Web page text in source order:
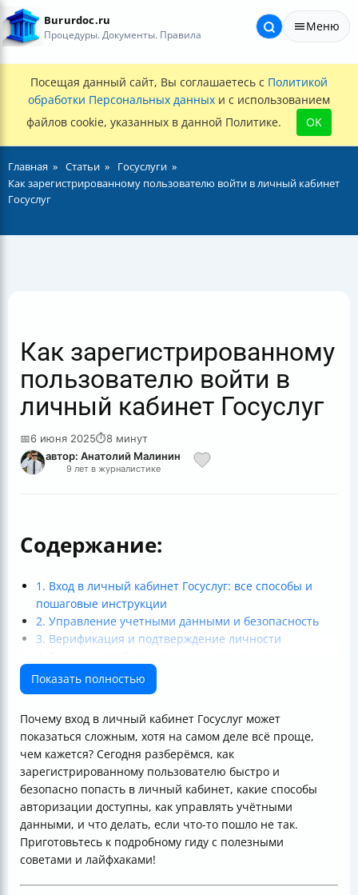
Bururdoc.ru
Процедуры. Документы. Правила
Меню
Посещая данный сайт, Вы соглашаетесь с Политикой
обработки Персональных данных и с использованием
файлов cookie, указанных в данной Политике.
OK
Главная Статьи
Госуслуги
Как зарегистрированному пользователю войти в личный кабинет
Госуслуг
Как зарегистрированному
пользователю войти в
личный кабинет Госуслуг
📅6 июня 2025⏱8 минут
автор: Анатолий Малинин
9 лет в журналистике
Содержание:
1. Вход в личный кабинет Госуслуг: все способы и
пошаговые инструкции
2. Управление учетными данными и безопасность
3. Верификация и подтверждение личности
5. Дополнительные способы доступа и особенности
для разных категорий пользователей
Таблица способов входа и их особенностей
Показать полностью
Почему вход в личный кабинет Госуслуг может
показаться сложным, хотя на самом деле всё проще,
чем кажется? Сегодня разберёмся, как
зарегистрированному пользователю быстро и
безопасно попасть в личный кабинет, какие способы
авторизации доступны, как управлять учётными
данными, и что делать, если что-то пошло не так.
Приготовьтесь к подробному гиду с полезными
советами и лайфхаками!